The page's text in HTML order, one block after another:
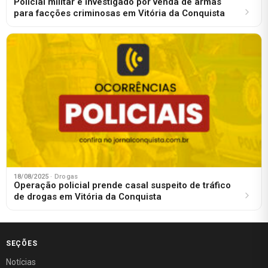
para facções criminosas em Vitória da Conquista
18/08/2025 · Drogas
Operação policial prende casal suspeito de tráfico
de drogas em Vitória da Conquista
SEÇÕES
Notícias